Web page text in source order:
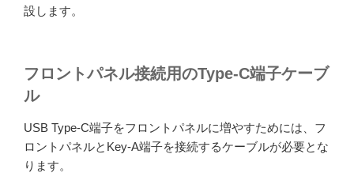
設します。
フロントパネル接続用のType-C端子ケーブ
ル
USB Type-C端子をフロントパネルに増やすためには、フ
ロントパネルとKey-A端子を接続するケーブルが必要とな
ります。